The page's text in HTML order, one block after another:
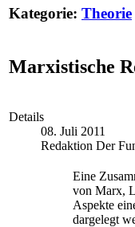
Kategorie: Theorie
Marxistische
Details
08. Juli 2011
Redaktion Der
Eine Zu
von Marx,
Aspekte
dargelegt